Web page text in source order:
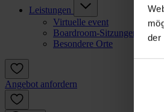
der
Leistungen
Virtuelle event
Boardroom-Sitzungen
Besondere Orte
Angebot anfordern